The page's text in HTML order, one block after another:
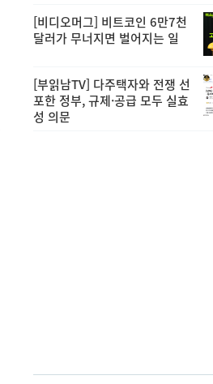
[비디오머그] 비트코인 6만7천
달러가 무너지면 벌어지는 일
[부읽남TV] 다주택자와 전쟁 선
포한 정부, 규제·공급 모두 실효
성 의문